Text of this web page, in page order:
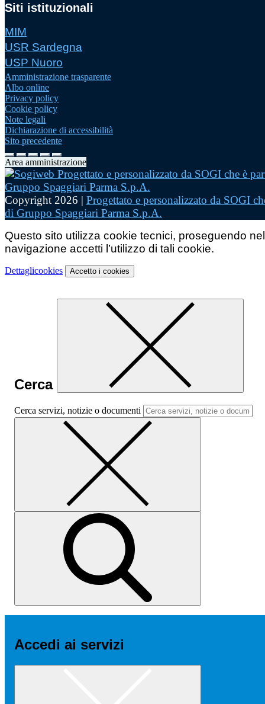
Siti istituzionali
MIM
USR Sardegna
USP Nuoro
Amministrazione trasparente
Albo online
Privacy policy
Cookie policy
Note legali
Dichiarazione di accessibilità
Sito precedente
Area amministrazione
Copyright 2026 | Progettato e personalizzato da SOGI
di Gruppo Spaggiari Parma S.p.A.
Questo sito utilizza cookie tecnici, proseguendo
navigazione accetti l’utilizzo di tali cookie.
Dettaglicookies Accetto i cookies
Cerca
Cerca servizi, notizie o documenti
Accedi ai servizi